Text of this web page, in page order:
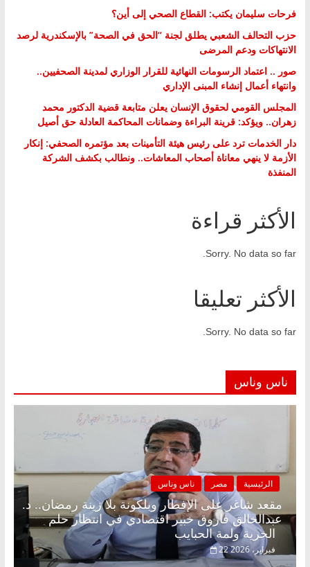
فرحات سليمان يكتب: القطاع الصحي إلى أين؟
حزب التحالف الشعبي يطلق لجنة “الحق في الصحة” بالإسكندرية لرصد
الانتهاكات ودعم المرضى
صور .. اعتماد الرسومات النهائية للقرار الوزاري لمدينة الصحفيين..
وانتهاء أعمال إنشاء المبنى الإداري
المجلس القومي لحقوق الإنسان يعلن متابعة قضية الدكتور محمد
زهران.. ويؤكد: قرينة البراءة وضمانات المحاكمة العادلة حق أصيل
دار الخدمات ترد على رئيس هيئة التأمينات بعد مؤتمره الصحفي: إنكار
الأزمة لا ينهي معاناة أصحاب المعاشات.. ونطالب بكشف الشركة
المنفذة
الأكثر قراءة
Sorry. No data so far.
الأكثر تعليقا
Sorry. No data so far.
ناس وناس
الرئيسية مصر ناس وناس
مقعد شاغر على الإفطار وبلكونة بلا زينة رمضان.. د.
عبدالخالق فاروق خبير اقتصادي في انتظار حلم
22 فبراير، 2026